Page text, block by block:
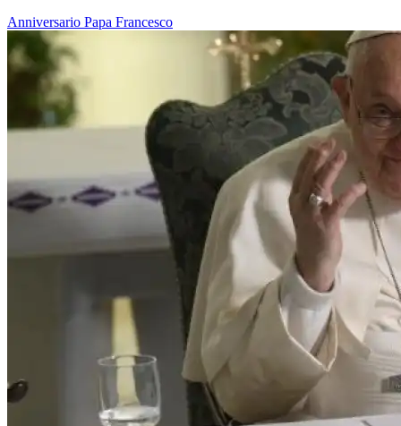
Anniversario Papa Francesco